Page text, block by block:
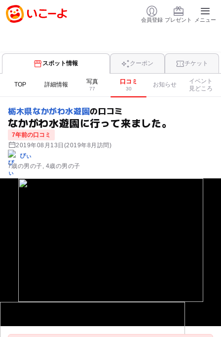
会員登録 プレゼント メニュー
スポット情報 クーポン チケット
TOP 詳細情報 写真
77
口コミ
30
お知らせ
イベント
見どころ
栃木県なかがわ水遊園の口コミ
なかがわ水遊園に行って来ました。
7年前の口コミ
2019年08月13日 (2019年8月訪問)
ぴぃ
7歳の男の子 4歳の男の子